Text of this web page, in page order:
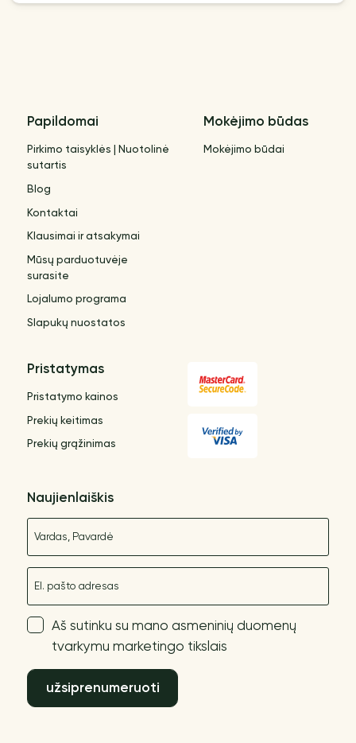
Papildomai
Pirkimo taisyklės | Nuotolinė
sutartis
Blog
Kontaktai
Klausimai ir atsakymai
Mūsų parduotuvėje
surasite
Lojalumo programa
Slapukų nuostatos
Mokėjimo būdas
Mokėjimo būdai
Pristatymas
Pristatymo kainos
Prekių keitimas
Prekių grąžinimas
Naujienlaiškis
Aš sutinku su mano asmeninių duomenų
tvarkymu marketingo tikslais
užsiprenumeruoti